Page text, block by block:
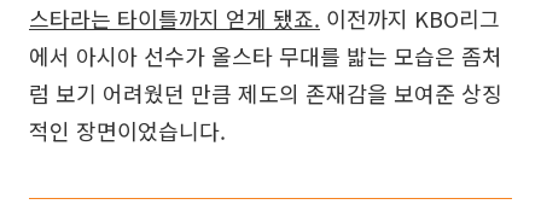
스타라는 타이틀까지 얻게 됐죠. 이전까지 KBO리그
에서 아시아 선수가 올스타 무대를 밟는 모습은 좀처
럼 보기 어려웠던 만큼 제도의 존재감을 보여준 상징
적인 장면이었습니다.